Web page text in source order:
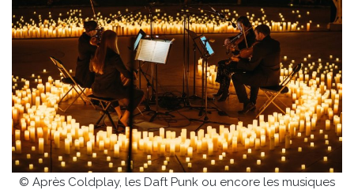
© Après Coldplay, les Daft Punk ou encore les musiques